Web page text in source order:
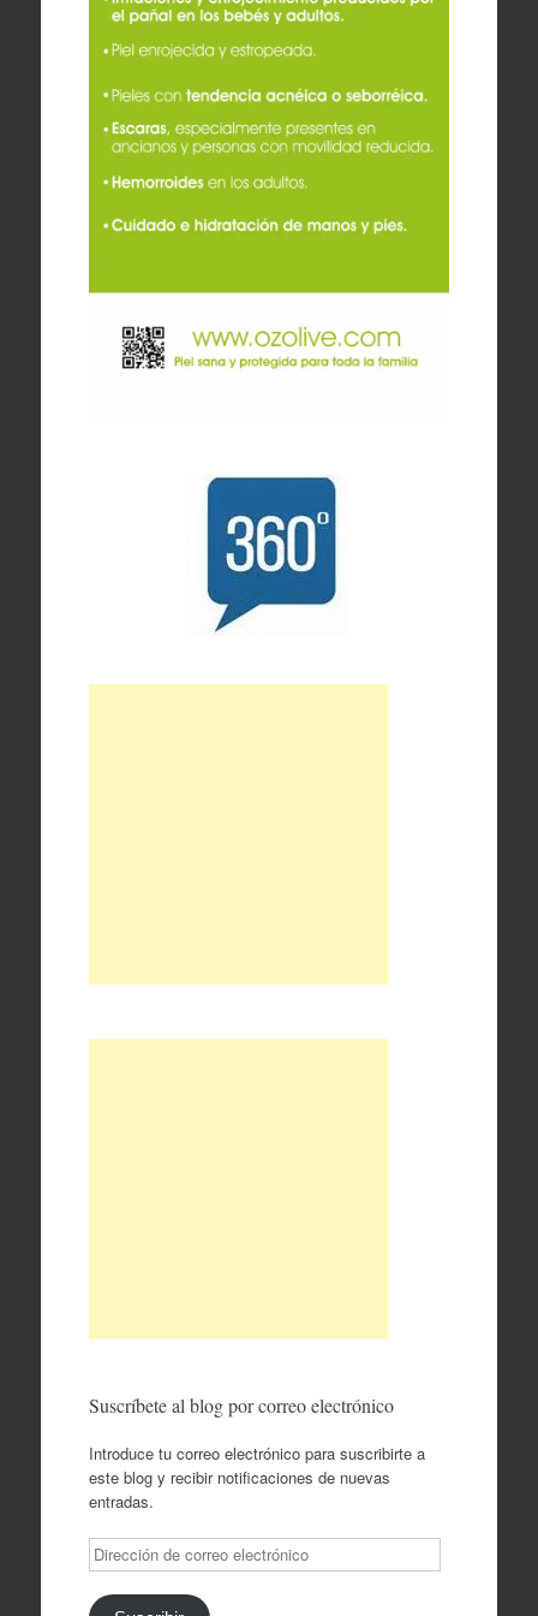
Suscríbete al blog por correo electrónico
Introduce tu correo electrónico para suscribirte a
este blog y recibir notificaciones de nuevas
entradas.
Dirección
de
correo